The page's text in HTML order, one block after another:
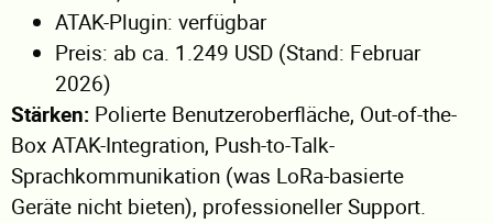
ATAK-Plugin: verfügbar
Preis: ab ca. 1.249 USD (Stand: Februar
2026)
Stärken: Polierte Benutzeroberfläche, Out-of-the-
Box ATAK-Integration, Push-to-Talk-
Sprachkommunikation (was LoRa-basierte
Geräte nicht bieten), professioneller Support.